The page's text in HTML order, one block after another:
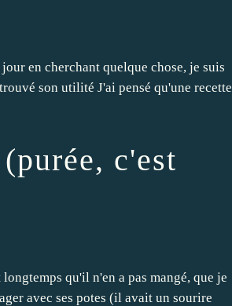
en cherchant quelque chose, je suis
son utilité J'ai pensé qu'une recette
c'est
qu'il n'en a pas mangé, que je
avec ses potes (il avait un sourire